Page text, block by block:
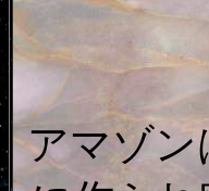
アマゾン